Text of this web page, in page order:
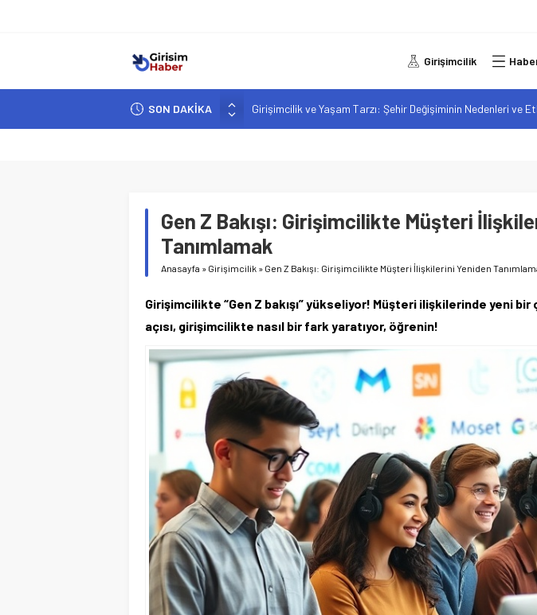
Girişimcilik
SON DAKİKA
Girişimcilik ve Yaşam Tarzı: Şehir Değişiminin Nedenleri ve
YZ ile Tüketici Girişimciliği: Yeni Sosyal Bağlantılar
Gen Z Bakışı: Girişimcilikte Müşteri
Tanımlamak
Anasayfa » Girişimcilik » Gen Z Bakışı: Girişimcilikte Müşteri İlişkilerini Yeniden
Girişimcilikte “Gen Z bakışı” yükseliyor! Müşteri ilişkilerinde yeni bir
açısı, girişimcilikte nasıl bir fark yaratıyor, öğrenin!